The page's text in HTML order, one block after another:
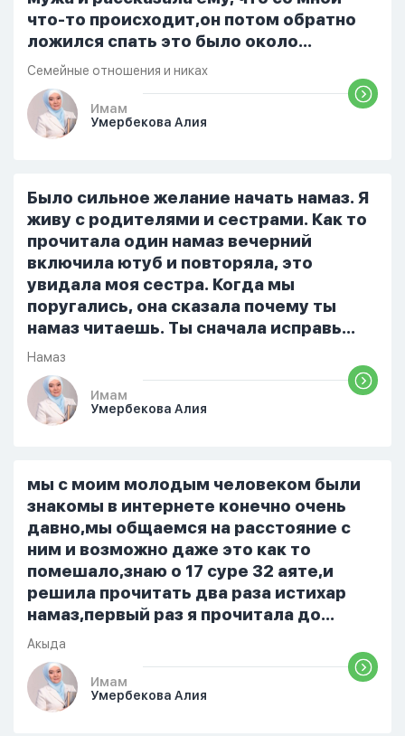
что-то происходит,он потом обратно
ложился спать это было около
одиннадцати вечера. Но я снова
разбудила его, сказав, что мне плохо.
Он ответил: «Я живу с больными». Мне
стало очень обидно, и я решила
проснулся и спросил, что случилось. И
я рассказала о своих проблемах. Затем
я сказала ему:...
Семейные отношения и никах
Имам
Умербекова Алия
Было сильное желание начать намаз. Я
живу с родителями и сестрами. Как то
прочитала один намаз вечерний
включила ютуб и повторяла, это
увидала моя сестра. Когда мы
поругались, она сказала почему ты
намаз читаешь. Ты сначала исправь
себя. После этого я не вставала на
намаз и не видела жайнамаз. Я просто
уже так не могу читать, смотреть . Дуа
я делаю скрытно если делаю дома. Я
От родных же людей.
Намаз
Имам
Умербекова Алия
мы с моим молодым человеком были
знакомы в интернете конечно очень
давно,мы общаемся на расстояние с
ним и возможно даже это как то
помешало,знаю о 17 суре 32 аяте,и
решила прочитать два раза истихар
намаз,первый раз я прочитала до
«Аср» намаза и сначала было
тревожно,позже стало спокойно и в
голову начали лезть только хорошие
мысли,во второй раз когда я решила в
Акыда
Имам
Умербекова Алия